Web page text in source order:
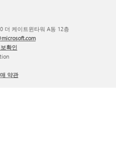
더 케이트윈타워 A동 12층
확인
약관